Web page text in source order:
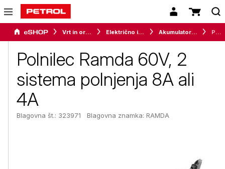
Vrt in orodje Električno in akumulatorsko orodje Akumulatorski vrtalniki in vijačniki
Polnilec Ramda 60V, 2
sistema polnjenja 8A ali
4A
Blagovna št.: 323971 Blagovna znamka: RAMDA